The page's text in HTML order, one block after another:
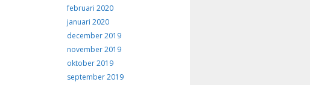
februari 2020
januari 2020
december 2019
november 2019
oktober 2019
september 2019